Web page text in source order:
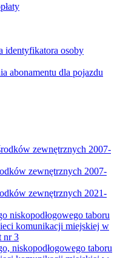
identyfikatora osoby
abonamentu dla pojazdu
zewnętrznych 2007-
zewnętrznych 2007-
zewnętrznych 2021-
niskopodłogowego taboru
komunikacji miejskiej w
nr 3
niskopodłogowego taboru